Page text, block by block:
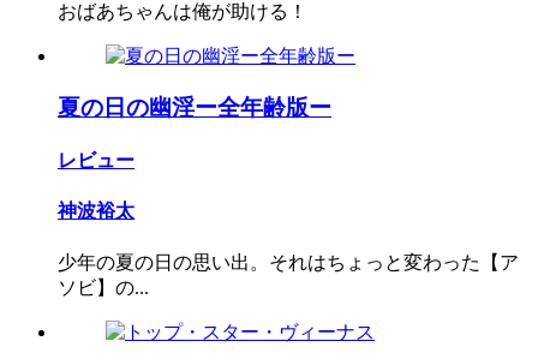
おばあちゃんは俺が助ける！
夏の日の幽淫ー全年齢版ー
レビュー
神波裕太
少年の夏の日の思い出。それはちょっと変わった【ア
ソビ】の...